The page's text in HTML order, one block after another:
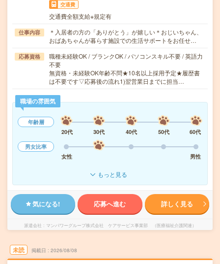
交通費
交通費全額支給※規定有
仕事内容
＊入居者の方の「ありがとう」が嬉しい＊おじいちゃん、
おばあちゃんが暮らす施設での生活サポートをお任せ…
応募資格
職種未経験OK / ブランクOK / パソコンスキル不要 / 英語力
不要
無資格・未経験OK年齢不問★10名以上採用予定★履歴書
は不要です▽応募後の流れ1)翌営業日までに担当…
職場の雰囲気
年齢層
20代
30代 40代 50代
60代
男女比率
女性
男性
もっと見る
気になる! 応募へ進む 詳しく見る
派遣会社 マンパワーグループ株式会社 ケアサービス事業部 （医療福祉介護関連）
未読 掲載日 2026/08/08